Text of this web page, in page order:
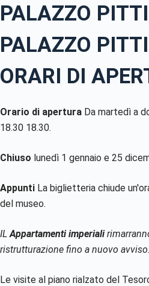
PALAZZO
PALAZZO
ORARI DI
Orario di apertura Da martedì a
18.30 18.30.
Chiuso lunedì 1 gennaio e 25
Appunti La biglietteria chiude
del museo.
ILAppartamenti imperiali
ristrutturazione fino a nuovo avviso.
Le visite al piano rialzato del